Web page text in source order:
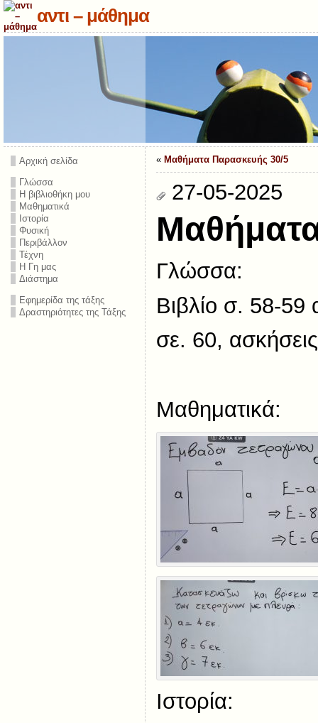
αντι – μάθημα
Αρχική σελίδα
Γλώσσα
Η βιβλιοθήκη μου
Μαθηματικά
Ιστορία
Φυσική
Περιβάλλον
Τέχνη
Η Γη μας
Διάστημα
Εφημερίδα της τάξης
Δραστηριότητες της Τάξης
« Μαθήματα Παρασκευής 30/5
27-05-2025
Γλώσσα:
Βιβλίο σ. 58-
σε. 60,
Μαθηματικά:
Ιστορία: